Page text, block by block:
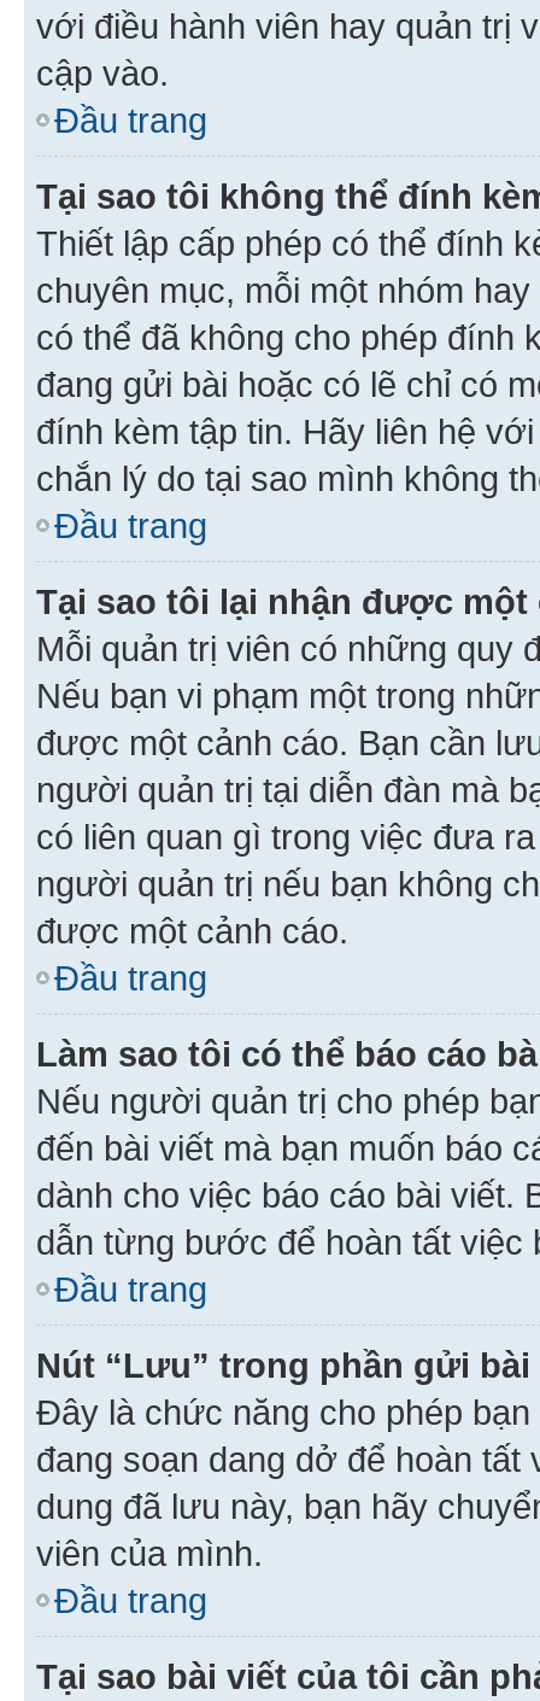
với điều hành viên hay quản trị
cập vào.
Đầu trang
Tại sao tôi không thể đính
Thiết lập cấp phép có thể đính
chuyên mục, mỗi một nhóm
có thể đã không cho phép đính
đang gửi bài hoặc có lẽ chỉ có
đính kèm tập tin. Hãy liên hệ
chắn lý do tại sao mình không
Đầu trang
Tại sao tôi lại nhận được một
Mỗi quản trị viên có những quy
Nếu bạn vi phạm một trong
được một cảnh cáo. Bạn cần
người quản trị tại diễn đàn mà
có liên quan gì trong việc đưa
người quản trị nếu bạn không
được một cảnh cáo.
Đầu trang
Làm sao tôi có thể báo cáo
Nếu người quản trị cho phép
đến bài viết mà bạn muốn báo
dành cho việc báo cáo bài viết.
dẫn từng bước để hoàn tất việc
Đầu trang
Nút “Lưu” trong phần gửi
Đây là chức năng cho phép
đang soạn dang dở để hoàn
dung đã lưu này, bạn hãy
viên của mình.
Đầu trang
Tại sao bài viết của tôi cần